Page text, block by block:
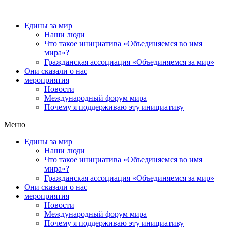
Едины за мир
Наши люди
Что такое инициатива «Объединяемся во имя
мира»?
Гражданская ассоциация «Объединяемся за мир»
Они сказали о нас
мероприятия
Новости
Международный форум мира
Почему я поддерживаю эту инициативу
Меню
Едины за мир
Наши люди
Что такое инициатива «Объединяемся во имя
мира»?
Гражданская ассоциация «Объединяемся за мир»
Они сказали о нас
мероприятия
Новости
Международный форум мира
Почему я поддерживаю эту инициативу